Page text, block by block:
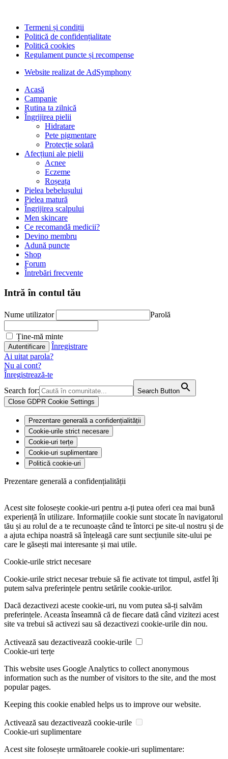
Termeni și condiții
Politică de confidențialitate
Politică cookies
Regulament puncte și recompense
Website realizat de AdSymphony
Acasă
Campanie
Rutina ta zilnică
Îngrijirea pielii
Hidratare
Pete pigmentare
Protecție solară
Afecțiuni ale pielii
Acnee
Eczeme
Roșeața
Pielea bebelușului
Pielea matură
Îngrijirea scalpului
Men skincare
Ce recomandă medicii?
Devino membru
Adună puncte
Shop
Forum
Întrebări frecvente
Intră în contul tău
Nume utilizator Parolă
Ține-mă minte
Înregistrare
Ai uitat parola?
Nu ai cont?
Înregistrează-te
Search for:
Search Button
Close GDPR Cookie Settings
Prezentare generală a confidențialității
Cookie-urile strict necesare
Cookie-uri terțe
Cookie-uri suplimentare
Politică cookie-uri
Prezentare generală a confidențialității
Acest site folosește cookie-uri pentru a-ți putea oferi cea mai bună
experiență în utilizare. Informațiile cookie sunt stocate în navigatorul
tău și au rolul de a te recunoaște când te întorci pe site-ul nostru și de
a ajuta echipa noastră să înțeleagă care sunt secțiunile site-ului pe
care le găsești mai interesante și mai utile.
Cookie-urile strict necesare
Cookie-urile strict necesar trebuie să fie activate tot timpul, astfel îți
putem salva preferințele pentru setările cookie-urilor.
Dacă dezactivezi aceste cookie-uri, nu vom putea să-ți salvăm
preferințele. Aceasta înseamnă că de fiecare dată când vizitezi acest
site va trebui să activezi sau să dezactivezi cookie-urile din nou.
Activează sau dezactivează cookie-urile
Cookie-uri terțe
This website uses Google Analytics to collect anonymous
information such as the number of visitors to the site, and the most
popular pages.
Keeping this cookie enabled helps us to improve our website.
Activează sau dezactivează cookie-urile
Cookie-uri suplimentare
Acest site folosește următoarele cookie-uri suplimentare: